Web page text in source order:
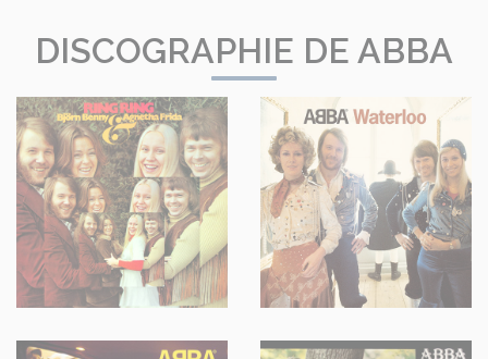
DISCOGRAPHIE DE ABBA